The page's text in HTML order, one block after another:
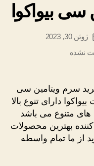
بیواکوا
ژوئن 30, 2023
نشده
سرم ویتامین سی
دارای تنوع بالا
متنوع می باشد
بهترین محصولات
از ما تمام واسطه